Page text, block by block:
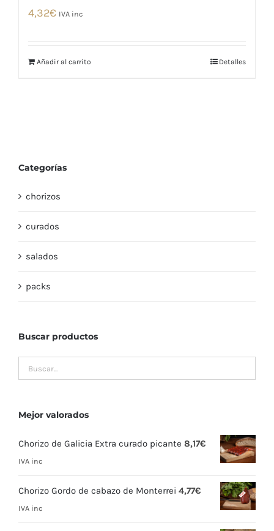
4,32€ IVA inc
Añadir al carrito Detalles
Categorías
chorizos
curados
salados
packs
Buscar productos
Mejor valorados
Chorizo de Galicia Extra curado picante 8,17€
IVA inc
Chorizo Gordo de cabazo de Monterrei 4,77€
IVA inc